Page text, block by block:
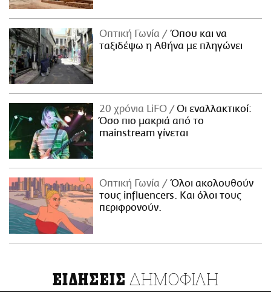
Οπτική Γωνία
Όπου και να
ταξιδέψω η Αθήνα με πληγώνει
20 χρόνια LiFO
Οι εναλλακτικοί:
Όσο πιο μακριά από το
mainstream γίνεται
Οπτική Γωνία
Όλοι ακολουθούν
τους influencers. Και όλοι τους
περιφρονούν.
ΕΙΔΗΣΕΙΣ ΔΗΜΟΦΙΛΗ